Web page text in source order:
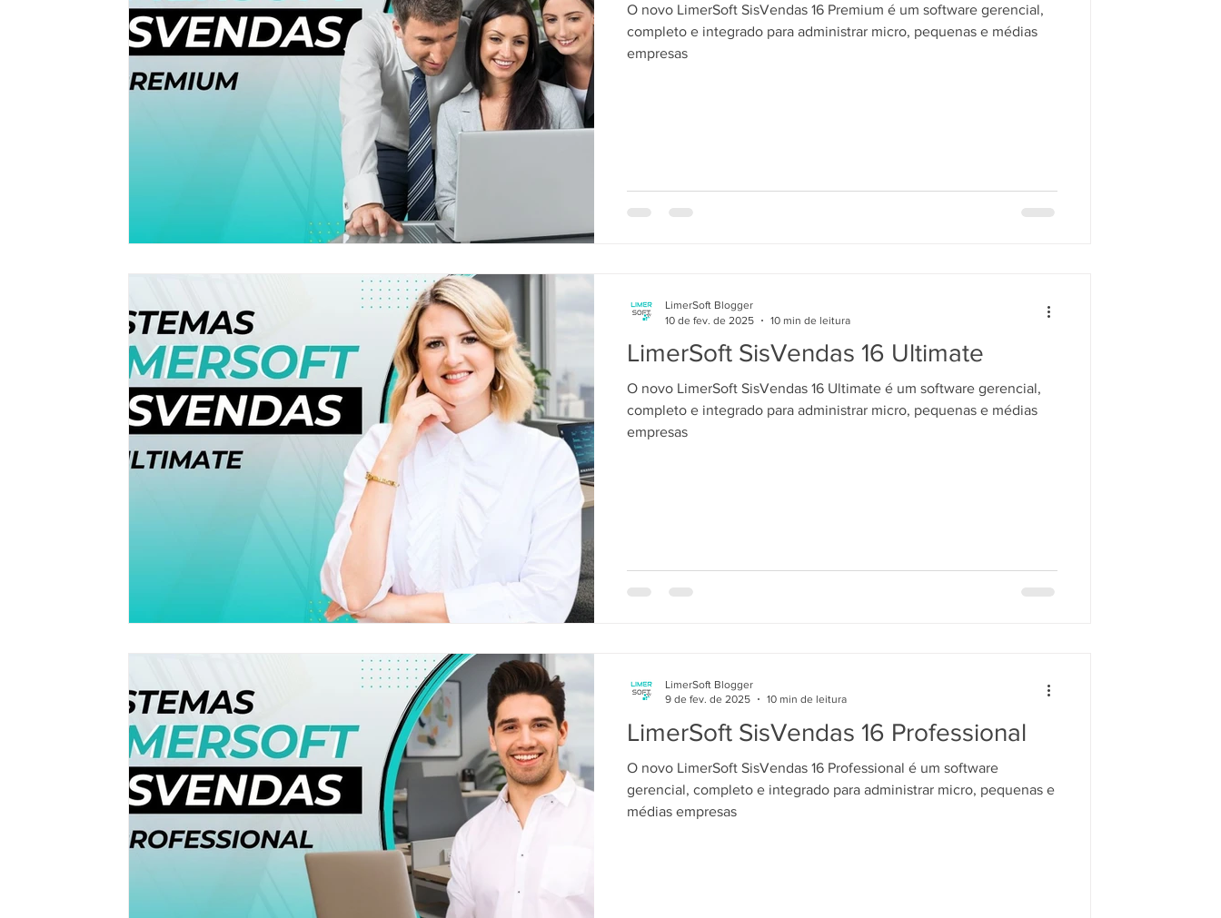
O novo LimerSoft SisVendas 16 Premium é um software gerencial,
completo e integrado para administrar micro, pequenas e médias
empresas
LimerSoft SisVendas 16 Ultimate
O novo LimerSoft SisVendas 16 Ultimate é um software gerencial,
completo e integrado para administrar micro, pequenas e médias
empresas
LimerSoft Blogger
10 de fev. de 2025
10 min de leitura
LimerSoft SisVendas 16 Professional
O novo LimerSoft SisVendas 16 Professional é um software
gerencial, completo e integrado para administrar micro, pequenas e
médias empresas
LimerSoft Blogger
9 de fev. de 2025
10 min de leitura